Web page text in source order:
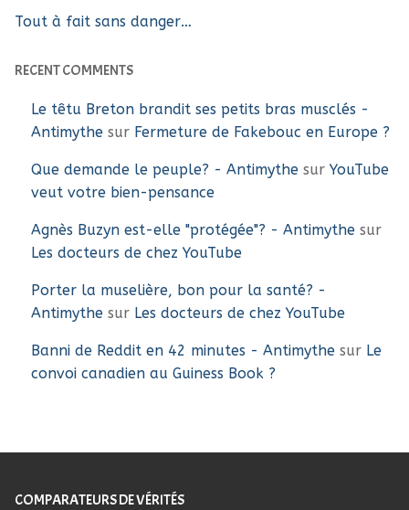
Tout à fait sans danger…
RECENT COMMENTS
Le têtu Breton brandit ses petits bras musclés -
Antimythe sur Fermeture de Fakebouc en Europe ?
Que demande le peuple? - Antimythe sur YouTube
veut votre bien-pensance
Agnès Buzyn est-elle "protégée"? - Antimythe sur
Les docteurs de chez YouTube
Porter la muselière, bon pour la santé? -
Antimythe sur Les docteurs de chez YouTube
Banni de Reddit en 42 minutes - Antimythe sur Le
convoi canadien au Guiness Book ?
COMPARATEURS DE VÉRITÉS